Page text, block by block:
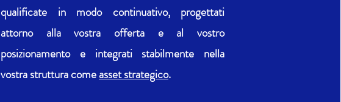
qualificate in modo continuativo, progettati
attorno alla vostra offerta e al vostro
posizionamento e integrati stabilmente nella
vostra struttura comeasset strategico.